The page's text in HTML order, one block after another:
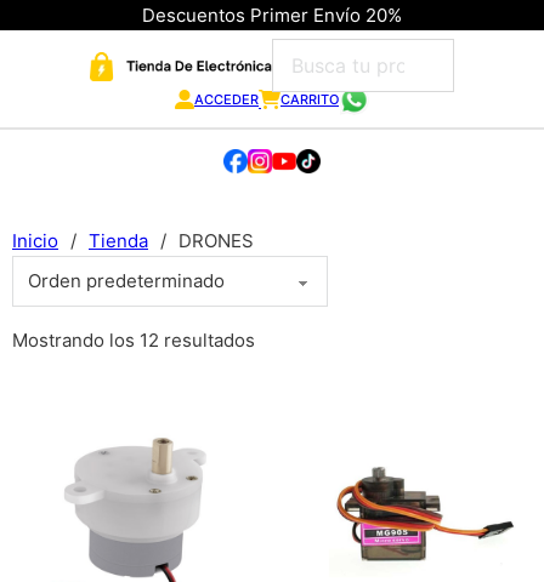
Descuentos Primer Envío 20%
ACCEDER CARRITO
Inicio / Tienda / DRONES
Mostrando los 12 resultados